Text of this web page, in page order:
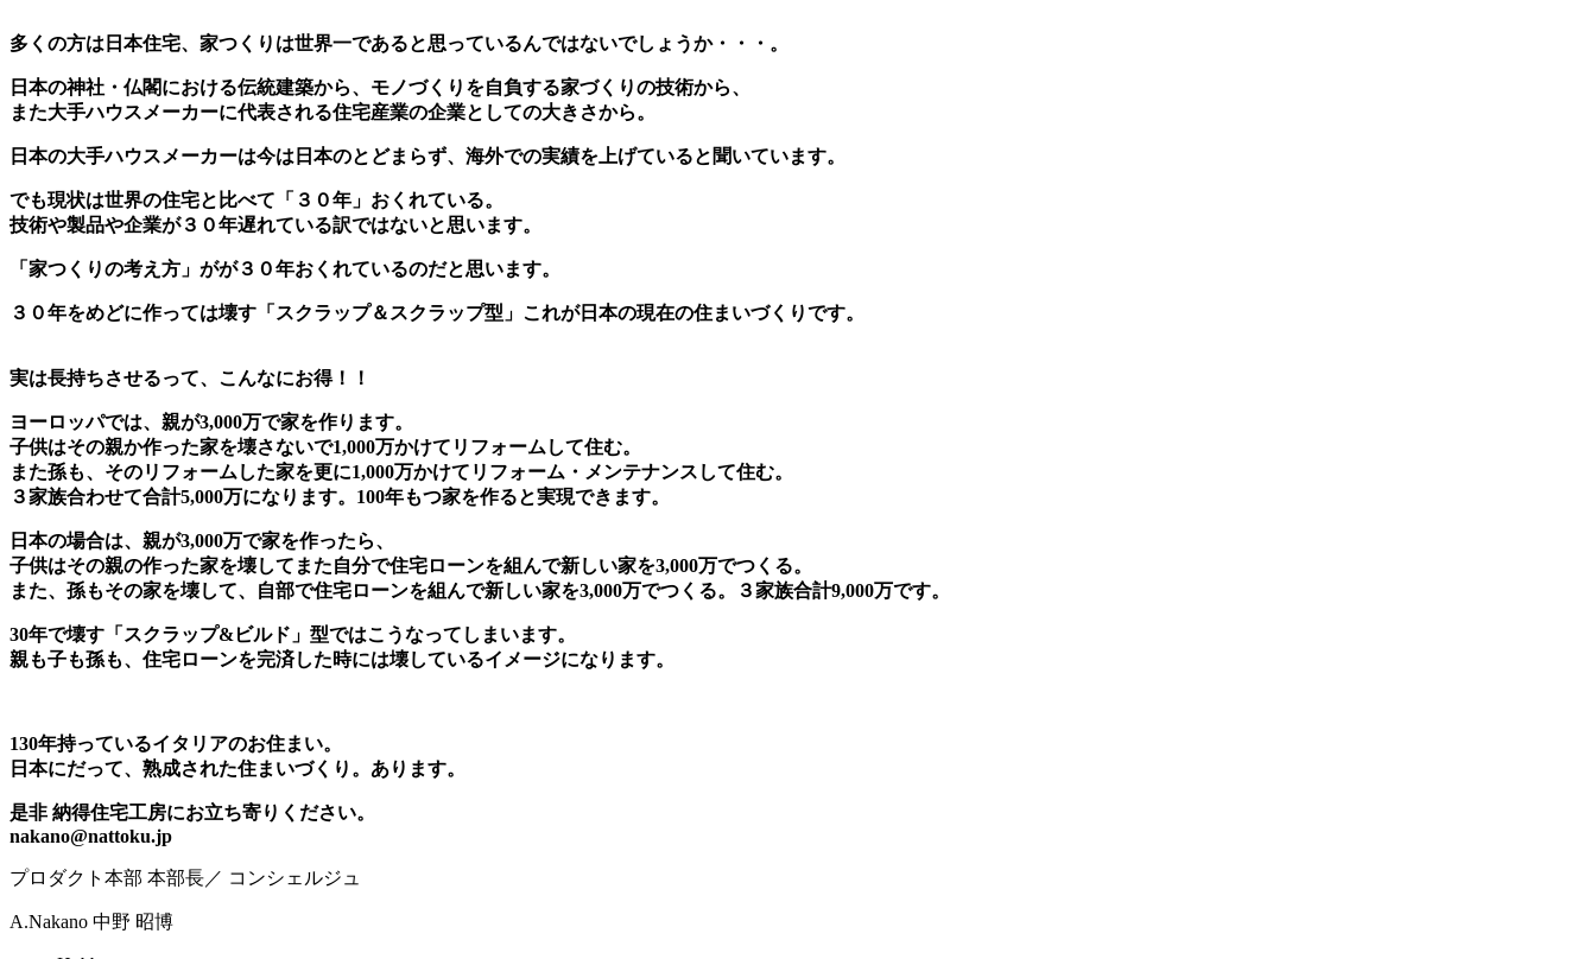
多くの方は日本住宅、家つくりは世界一であると思っているんではないでしょうか・・・。
日本の神社・仏閣における伝統建築から、モノづくりを自負する家づくりの技術から、
また大手ハウスメーカーに代表される住宅産業の企業としての大きさから。
日本の大手ハウスメーカーは今は日本のとどまらず、海外での実績を上げていると聞いています。
でも現状は世界の住宅と比べて「３０年」おくれている。
技術や製品や企業が３０年遅れている訳ではないと思います。
「家つくりの考え方」がが３０年おくれているのだと思います。
３０年をめどに作っては壊す「スクラップ＆スクラップ型」これが日本の現在の住まいづくりです。
実は長持ちさせるって、こんなにお得！！
ヨーロッパでは、親が3,000万で家を作ります。
子供はその親か作った家を壊さないで1,000万かけてリフォームして住む。
また孫も、そのリフォームした家を更に1,000万かけてリフォーム・メンテナンスして住む。
３家族合わせて合計5,000万になります。100年もつ家を作ると実現できます。
日本の場合は、親が3,000万で家を作ったら、
子供はその親の作った家を壊してまた自分で住宅ローンを組んで新しい家を3,000万でつくる。
また、孫もその家を壊して、自部で住宅ローンを組んで新しい家を3,000万でつくる。３家族合計9,000万です。
30年で壊す「スクラップ&ビルド」型ではこうなってしまいます。
親も子も孫も、住宅ローンを完済した時には壊しているイメージになります。
130年持っているイタリアのお住まい。
日本にだって、熟成された住まいづくり。あります。
是非 納得住宅工房にお立ち寄りください。
nakano@nattoku.jp
プロダクト本部 本部長／ コンシェルジュ
A.Nakano 中野 昭博